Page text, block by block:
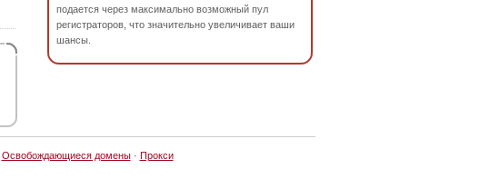
подается через максимально возможный пул
регистраторов, что значительно увеличивает ваши
шансы.
Освобождающиеся домены· Прокси